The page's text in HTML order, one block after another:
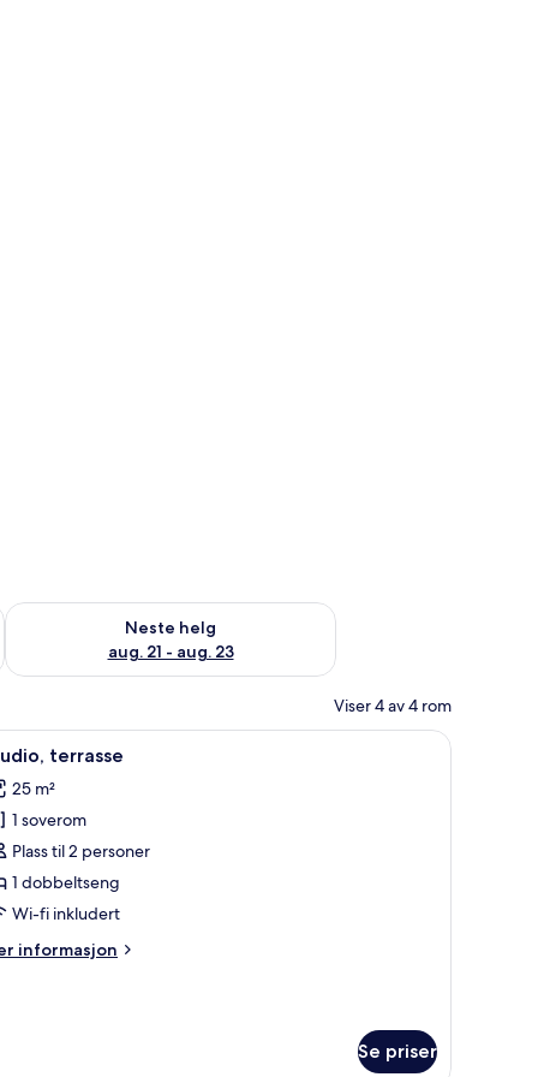
14 - aug. 16
Neste helg
aug. 21 - aug. 23
Sjekk tilgjengelighet for neste helg, aug. 21 - aug. 23
Viser 4 av 4 rom
Flatskjerm-TV
6 terrasse
25 m²
1 soverom
Plass til 2 personer
1 dobbeltseng
Wi-fi inkludert
informasjon
Se priser